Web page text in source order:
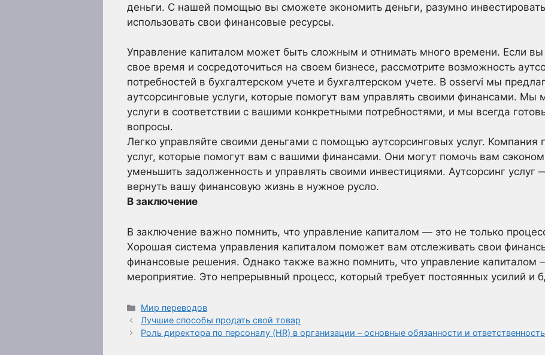
деньги. С нашей помощью вы сможете экономить деньги, разумно
использовать свои финансовые ресурсы.
Управление капиталом может быть сложным и отнимать много времени. Если вы
свое время и сосредоточиться на своем бизнесе, рассмотрите возможность
потребностей в бухгалтерском учете и бухгалтерском учете. В osservi мы
аутсорсинговые услуги, которые помогут вам управлять своими финансами. Мы
услуги в соответствии с вашими конкретными потребностями, и мы всегда
вопросы.
Легко управляйте своими деньгами с помощью аутсорсинговых услуг. Компания
услуг, которые помогут вам с вашими финансами. Они могут помочь вам
уменьшить задолженность и управлять своими инвестициями. Аутсорсинг услуг
вернуть вашу финансовую жизнь в нужное русло.
В заключение
В заключение важно помнить, что управление капиталом — это не только
Хорошая система управления капиталом поможет вам отслеживать свои
финансовые решения. Однако также важно помнить, что управление капиталом
мероприятие. Это непрерывный процесс, который требует постоянных усилий и
Рубрики
Мир переводов
Лучшие способы продать свой товар
Роль директора по персоналу (HR) в организации – основные обязанности и ответственность